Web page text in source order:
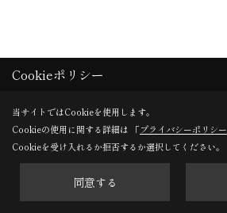
〒243-0801
神奈川県厚木市上依知905-4
046-280-5551
FAX：046-280-5550
Cookieポリシー
当サイトではCookieを使用します。
Cookieの使用に関する詳細は 「プライバシーポリシー
Cookieを受け入れるか拒否するか選択してください。
同意する